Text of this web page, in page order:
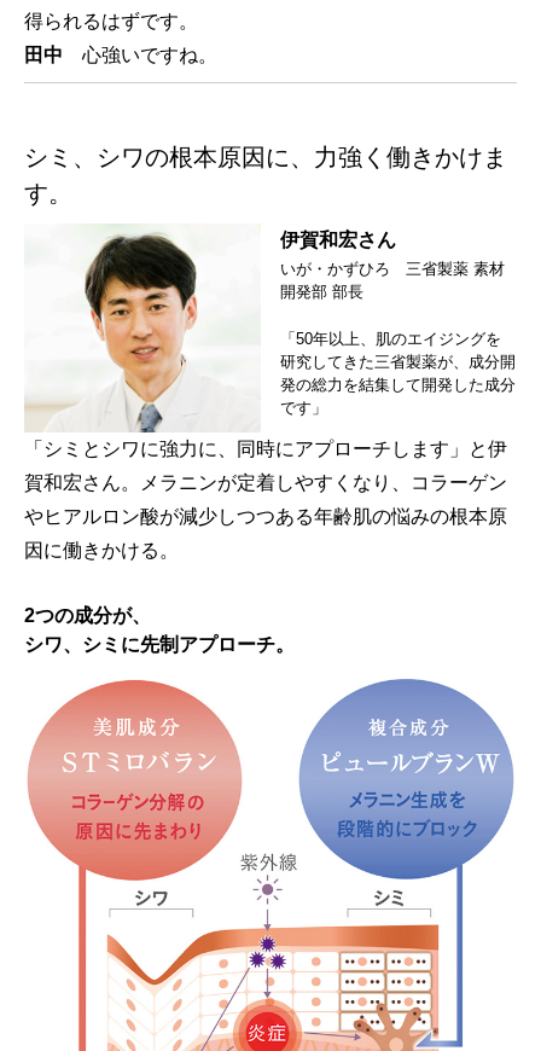
得られるはずです。
田中 心強いですね。
シミ、シワの根本原因に、力強く働きかけま
す。
伊賀和宏さん
いが・かずひろ 三省製薬 素材
開発部 部長
「50年以上、肌のエイジングを
研究してきた三省製薬が、成分開
発の総力を結集して開発した成分
です」
「シミとシワに強力に、同時にアプローチします」と伊
賀和宏さん。メラニンが定着しやすくなり、コラーゲン
やヒアルロン酸が減少しつつある年齢肌の悩みの根本原
因に働きかける。
2つの成分が、
シワ、シミに先制アプローチ。